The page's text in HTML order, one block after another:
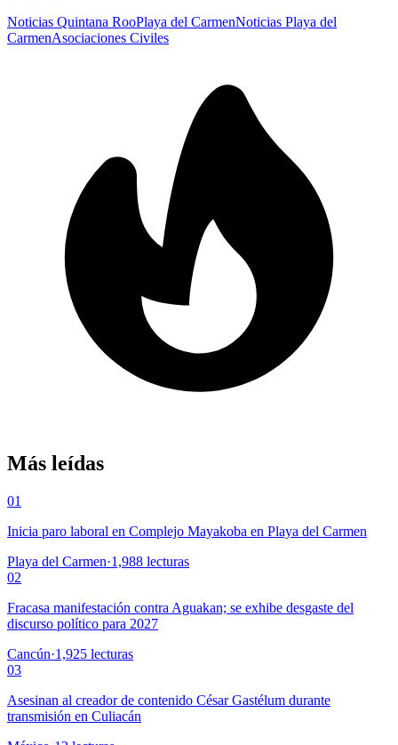
Noticias Quintana RooPlaya del CarmenNoticias Playa del
CarmenAsociaciones Civiles
Más leídas
01
Inicia paro laboral en Complejo Mayakoba en Playa del Carmen
Playa del Carmen·1,988 lecturas
02
Fracasa manifestación contra Aguakan; se exhibe desgaste del
discurso político para 2027
Cancún·1,925 lecturas
03
Asesinan al creador de contenido César Gastélum durante
transmisión en Culiacán